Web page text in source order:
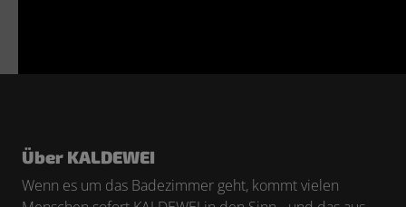
Über KALDEWEI
Wenn es um das Badezimmer geht, kommt vielen